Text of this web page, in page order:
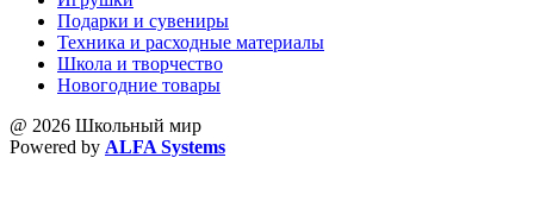
Подарки и сувениры
Техника и расходные материалы
Школа и творчество
Новогодние товары
@ 2026 Школьный мир
Powered by ALFA Systems